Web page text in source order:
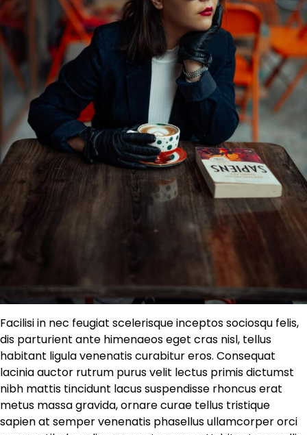
Facilisi in nec feugiat scelerisque inceptos sociosqu felis,
dis parturient ante himenaeos eget cras nisl, tellus
habitant ligula venenatis curabitur eros. Consequat
lacinia auctor rutrum purus velit lectus primis dictumst
nibh mattis tincidunt lacus suspendisse rhoncus erat
metus massa gravida, ornare curae tellus tristique
sapien at semper venenatis phasellus ullamcorper orci